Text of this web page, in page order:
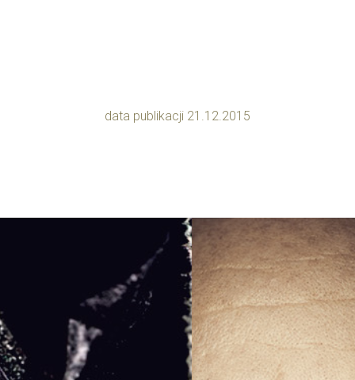
data publikacji 21.12.2015